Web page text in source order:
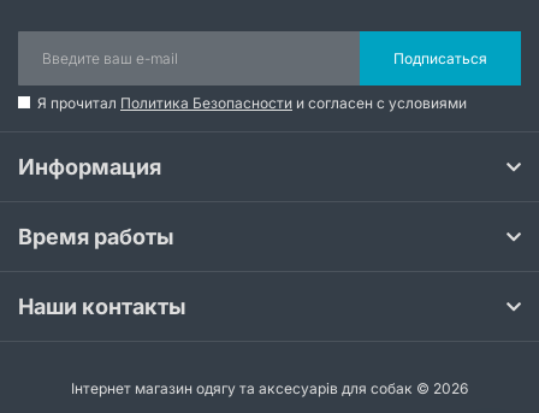
Подписаться
Я прочитал Политика Безопасности и согласен с условиями
Информация
Время работы
Наши контакты
Інтернет магазин одягу та аксесуарів для собак © 2026